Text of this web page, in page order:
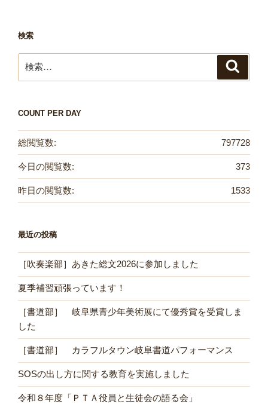
検索
索:
COUNT PER DAY
797728
総閲覧数:
373
今日の閲覧数:
1533
昨日の閲覧数:
最近の投稿
［吹奏楽部］あきた総文2026に参加しました
夏季補習頑張っています！
［書道部］ 岐阜県青少年美術展にて優秀賞を受賞しま
した
［書道部］ カラフルタウン岐阜書道パフォーマンス
SOSの出し方に関する教育を実施しました
令和８年度「ＰＴＡ役員と生徒会の語る会」